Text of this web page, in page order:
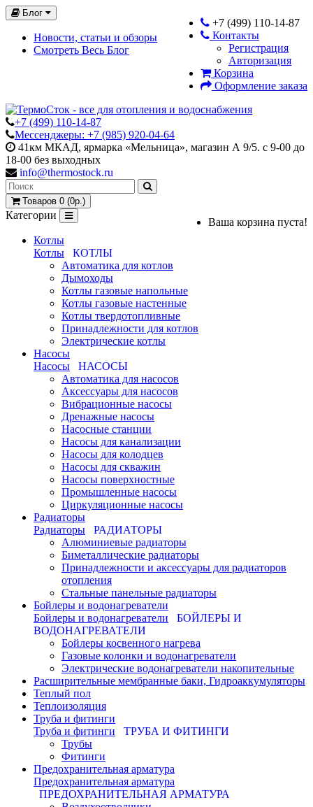
Блог
Новости, статьи и обзоры
Смотреть Весь Блог
+7 (499) 110-14-87
Контакты
Регистрация
Авторизация
Корзина
Оформление заказа
+7 (499) 110-14-87
Мессенджеры: +7 (985) 920-04-64
41км МКАД, ярмарка «Мельница», магазин А 9/5. с 9-00 до
18-00 без выходных
info@thermostock.ru
Товаров 0 (0р.)
Ваша корзина пуста!
Категории
Котлы
Котлы
КОТЛЫ
Автоматика для котлов
Дымоходы
Котлы газовые напольные
Котлы газовые настенные
Котлы твердотопливные
Принадлежности для котлов
Электрические котлы
Насосы
Насосы
НАСОСЫ
Автоматика для насосов
Аксессуары для насосов
Вибрационные насосы
Дренажные насосы
Насосные станции
Насосы для канализации
Насосы для колодцев
Насосы для скважин
Насосы поверхностные
Промышленные насосы
Циркуляционные насосы
Радиаторы
Радиаторы
РАДИАТОРЫ
Алюминиевые радиаторы
Биметаллические радиаторы
Принадлежности и аксессуары для радиаторов
отопления
Стальные панельные радиаторы
Бойлеры и водонагреватели
Бойлеры и водонагреватели
БОЙЛЕРЫ И
ВОДОНАГРЕВАТЕЛИ
Бойлеры косвенного нагрева
Газовые колонки и водонагреватели
Электрические водонагреватели накопительные
Расширительные мембранные баки, Гидроаккумуляторы
Теплый пол
Теплоизоляция
Труба и фитинги
Труба и фитинги
ТРУБА И ФИТИНГИ
Трубы
Фитинги
Предохранительная арматура
Предохранительная арматура
ПРЕДОХРАНИТЕЛЬНАЯ АРМАТУРА